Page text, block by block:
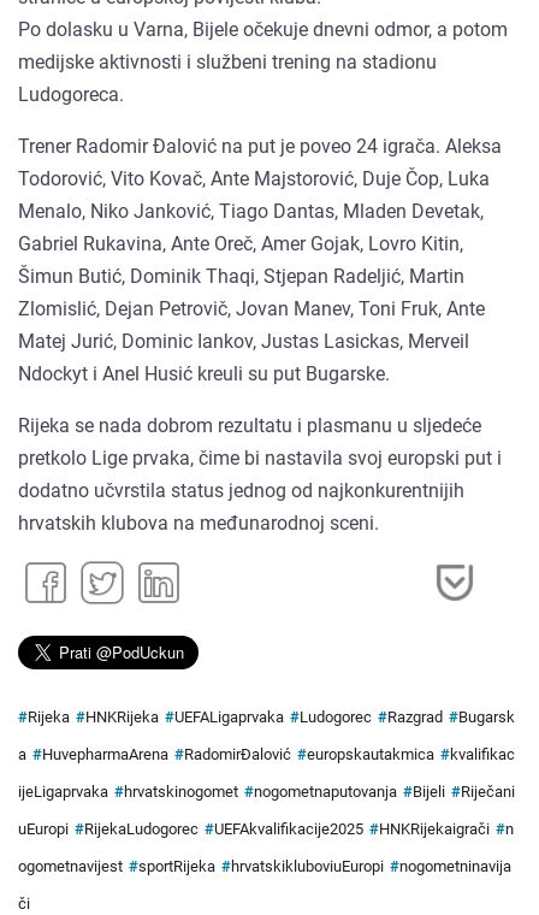
Po dolasku u Varna, Bijele očekuje dnevni odmor, a potom
medijske aktivnosti i službeni trening na stadionu
Ludogoreca.
Trener Radomir Đalović na put je poveo 24 igrača. Aleksa
Todorović, Vito Kovač, Ante Majstorović, Duje Čop, Luka
Menalo, Niko Janković, Tiago Dantas, Mladen Devetak,
Gabriel Rukavina, Ante Oreč, Amer Gojak, Lovro Kitin,
Šimun Butić, Dominik Thaqi, Stjepan Radeljić, Martin
Zlomislić, Dejan Petrovič, Jovan Manev, Toni Fruk, Ante
Matej Jurić, Dominic Iankov, Justas Lasickas, Merveil
Ndockyt i Anel Husić kreuli su put Bugarske.
Rijeka se nada dobrom rezultatu i plasmanu u sljedeće
pretkolo Lige prvaka, čime bi nastavila svoj europski put i
dodatno učvrstila status jednog od najkonkurentnijih
hrvatskih klubova na međunarodnoj sceni.
#Rijeka #HNKRijeka #UEFALigaprvaka #Ludogorec #Razgrad #Bugarsk
a #HuvepharmaArena #RadomirĐalović #europskautakmica #kvalifikac
ijeLigaprvaka #hrvatskinogomet #nogometnaputovanja #Bijeli #Riječani
uEuropi #RijekaLudogorec #UEFAkvalifikacije2025 #HNKRijekaigrači #n
ogometnavijest #sportRijeka #hrvatskikluboviuEuropi #nogometninavija
či